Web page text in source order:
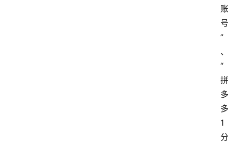
账
号
”
、
“
拼
多
多
1
分